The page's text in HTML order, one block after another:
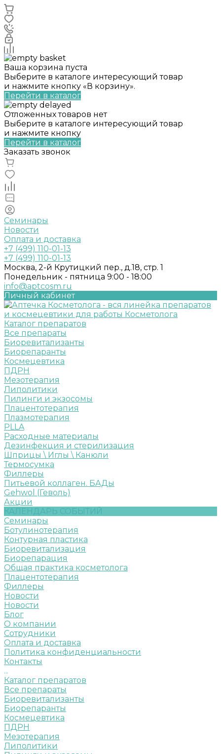
Ваша корзина пуста
Выберите в каталоге интересующий товар
и нажмите кнопку «В корзину».
Перейти в каталог
Отложенных товаров нет
Выберите в каталоге интересующий товар
и нажмите кнопку
Перейти в каталог
Заказать звонок
Семинары
Новости
Оплата и доставка
+7 (499) 110-01-13
+7 (499) 110-01-13
Москва, 2-й Крутицкий пер., д.18, стр. 1
Понедельник - пятница 9:00 - 18:00
info@aptcosm.ru
Личный кабинет
Каталог препаратов
Все препараты
Биоревитализанты
Биорепаранты
Космецевтика
ПДРН
Мезотерапия
Липолитики
Пилинги и экзосомы
Плацентотерапия
Плазмотерапия
PLLA
Расходные материалы
Дезинфекция и стерилизация
Шприцы \ Иглы \ Канюли
Термосумка
Филлеры
Питьевой коллаген. БАДы
Gehwol (Геволь)
Акции
КАЛЕНДАРЬ СОБЫТИЙ
Семинары
Ботулинотерапия
Контурная пластика
Биоревитализация
Биорепарация
Общая практика косметолога
Плацентотерапия
Филлеры
Новости
Новости
Блог
О компании
Сотрудники
Оплата и доставка
Политика конфиденциальности
Контакты
...
Каталог препаратов
Все препараты
Биоревитализанты
Биорепаранты
Космецевтика
ПДРН
Мезотерапия
Липолитики